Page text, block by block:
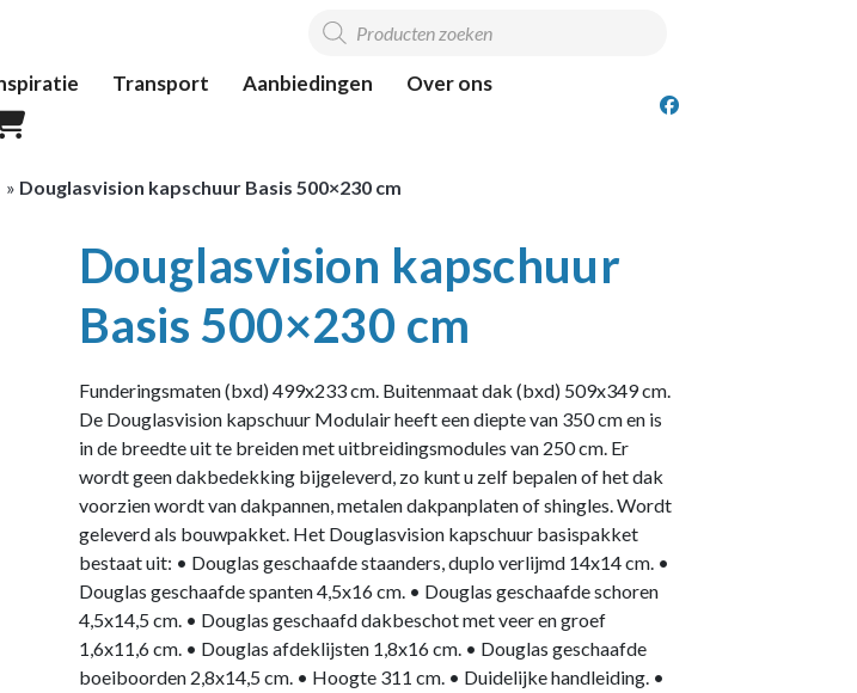
Producten
zoeken
Transport Aanbiedingen
Over ons
» Douglasvision kapschuur Basis 500×230 cm
Douglasvision kapschuur
Basis 500×230 cm
Funderingsmaten (bxd) 499x233 cm. Buitenmaat dak (bxd) 509x349 cm.
De Douglasvision kapschuur Modulair heeft een diepte van 350 cm en is
in de breedte uit te breiden met uitbreidingsmodules van 250 cm. Er
wordt geen dakbedekking bijgeleverd, zo kunt u zelf bepalen of het dak
voorzien wordt van dakpannen, metalen dakpanplaten of shingles. Wordt
geleverd als bouwpakket. Het Douglasvision kapschuur basispakket
bestaat uit: • Douglas geschaafde staanders, duplo verlijmd 14x14 cm. •
Douglas geschaafde spanten 4,5x16 cm. • Douglas geschaafde schoren
4,5x14,5 cm. • Douglas geschaafd dakbeschot met veer en groef
1,6x11,6 cm. • Douglas afdeklijsten 1,8x16 cm. • Douglas geschaafde
boeiboorden 2,8x14,5 cm. • Hoogte 311 cm. • Duidelijke handleiding. •